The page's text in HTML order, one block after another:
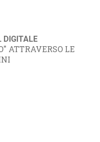
DIGITALE
ATTRAVERSO LE